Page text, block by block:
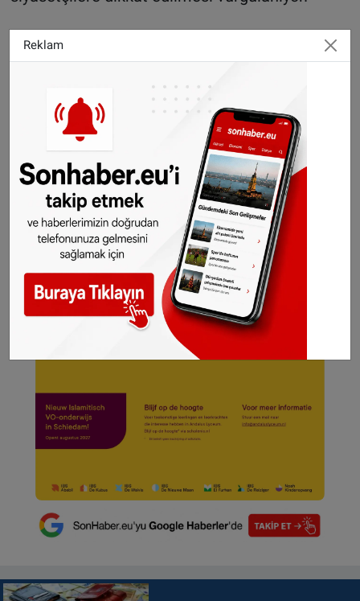
Fransa Sol Parti lideri Jean-Luc Mélenchon,
oğlu Bilal Erdoğan’ın, Deaş ile petrol pazarında
işbirliği yaptığı iddiasını ortaya atttı.
©SONHABER.EU
Reklam